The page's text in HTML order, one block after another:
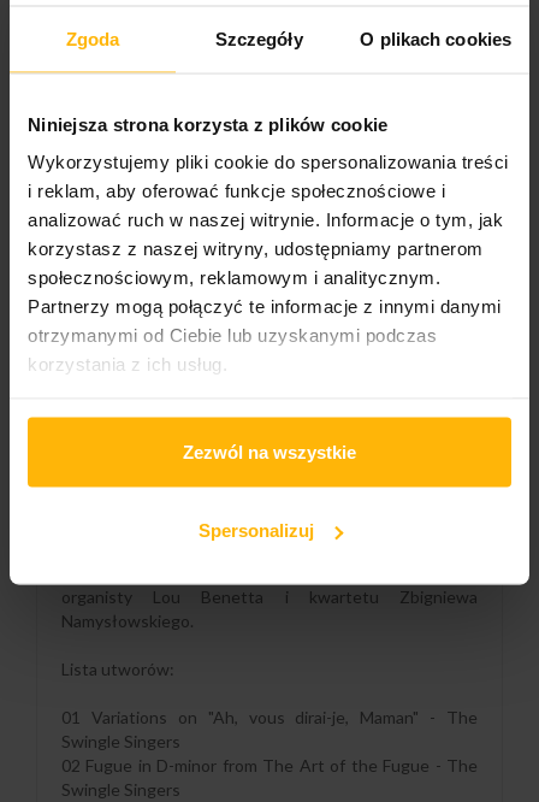
Zgoda Szczegóły O plikach cookies
Niniejsza strona korzysta z plików cookie
Wykorzystujemy pliki cookie do spersonalizowania treści
i reklam, aby oferować funkcje społecznościowe i
analizować ruch w naszej witrynie. Informacje o tym, jak
korzystasz z naszej witryny, udostępniamy partnerom
społecznościowym, reklamowym i analitycznym.
Partnerzy mogą połączyć te informacje z innymi danymi
otrzymanymi od Ciebie lub uzyskanymi podczas
korzystania z ich usług.
Zezwól na wszystkie
Spersonalizuj
DODAJ DO KOSZYKA
Gatunek:
Jazz
OPIS SZCZEGÓŁY PRODUKTU
Trzydziesta już pozycja radiowej serii „Polish Radio Jazz
Archives” to płyta CD pt. „Jazz Jamboree 66 vol.2”.
Na płycie znalazło się dziesięć nagrań gwiazdy
interpretacji utworów kompozytorów klasycznych
organisty Lou Benetta i kwartetu Zbigniewa
Namysłowskiego.
Lista utworów:
01 Variations on "Ah, vous dirai-je, Maman" - The
Swingle Singers
02 Fugue in D-minor from The Art of the Fugue - The
Swingle Singers